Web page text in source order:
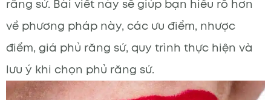
răng sứ. Bài viết này sẽ giúp bạn hiểu rõ hơn
về phương pháp này, các ưu điểm, nhược
điểm, giá phủ răng sứ, quy trình thực hiện và
lưu ý khi chọn phủ răng sứ.